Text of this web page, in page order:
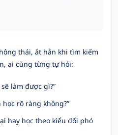
thái, ắt hẳn khi tìm kiếm
ai cùng từng tự hỏi:
làm được gì?”
rõ ràng không?”
hay học theo kiểu đối phó